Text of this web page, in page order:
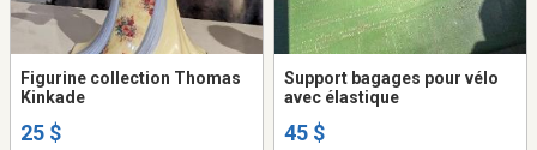
Figurine collection Thomas
Kinkade
25 $
Support bagages pour vélo
avec élastique
45 $